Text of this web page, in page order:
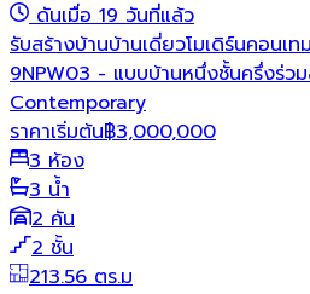
ดันเมื่อ 19 วันที่แล้ว
รับสร้างบ้านบ้านเดี่ยวโมเดิร์นคอนเท
9NPW03 - แบบบ้านหนึ่งชั้นครึ่งร่ว
Contemporary
ราคาเริ่มต้น฿3,000,000
3 ห้อง
3 น้ำ
2 คัน
2 ชั้น
213.56 ตร.ม